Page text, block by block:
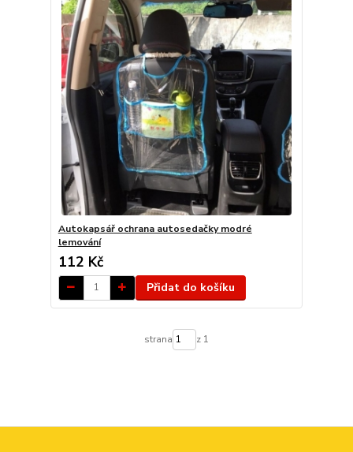
Autokapsář ochrana autosedačky modré
lemování
112 Kč
Přidat do košíku
strana z 1